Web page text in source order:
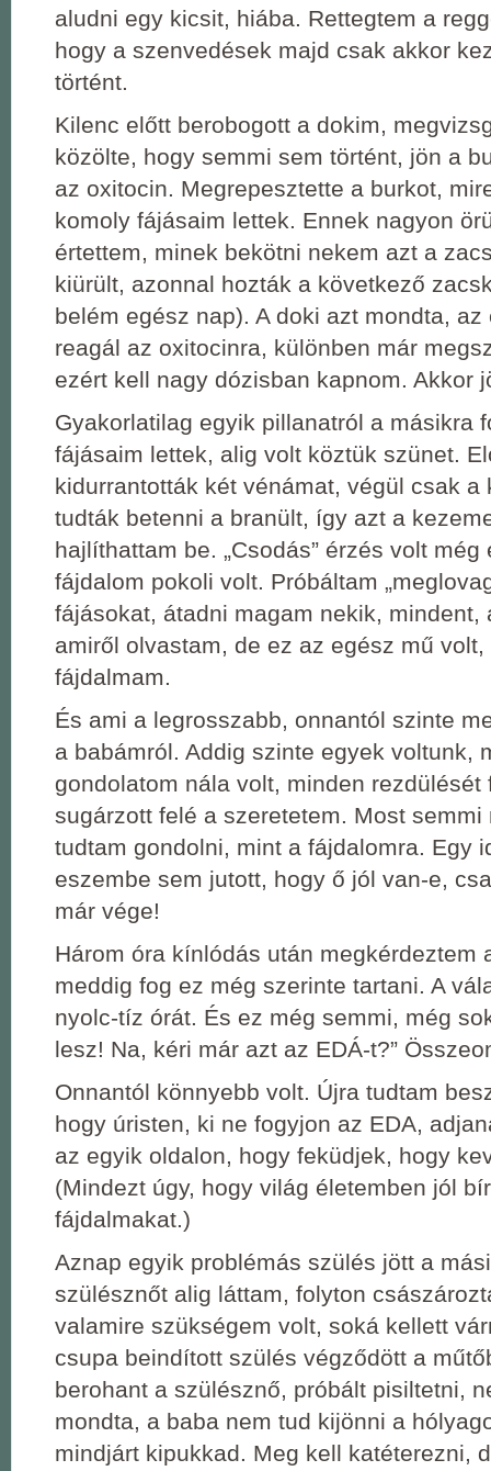
aludni egy kicsit, hiába. Rettegtem a
hogy a szenvedések majd csak akkor
történt.
Kilenc előtt berobogott a dokim,
közölte, hogy semmi sem történt, jön a
az oxitocin. Megrepesztette a burkot,
komoly fájásaim lettek. Ennek nagyon
értettem, minek bekötni nekem azt a
kiürült, azonnal hozták a következő
belém egész nap). A doki azt mondta,
reagál az oxitocinra, különben már
ezért kell nagy dózisban kapnom. Akkor
Gyakorlatilag egyik pillanatról a másikra
fájásaim lettek, alig volt köztük szünet.
kidurrantották két vénámat, végül csak a
tudták betenni a branült, így azt a
hajlíthattam be. „Csodás” érzés volt még
fájdalom pokoli volt. Próbáltam
fájásokat, átadni magam nekik, mindent,
amiről olvastam, de ez az egész mű
fájdalmam.
És ami a legrosszabb, onnantól szinte
a babámról. Addig szinte egyek voltunk,
gondolatom nála volt, minden rezdülését
sugárzott felé a szeretetem. Most semmi
tudtam gondolni, mint a fájdalomra. Egy
eszembe sem jutott, hogy ő jól van-e,
már vége!
Három óra kínlódás után megkérdeztem
meddig fog ez még szerinte tartani. A
nyolc-tíz órát. És ez még semmi, még
lesz! Na, kéri már azt az EDÁ-t?”
Onnantól könnyebb volt. Újra tudtam
hogy úristen, ki ne fogyjon az EDA,
az egyik oldalon, hogy feküdjek, hogy
(Mindezt úgy, hogy világ életemben jól
fájdalmakat.)
Aznap egyik problémás szülés jött a
szülésznőt alig láttam, folyton
valamire szükségem volt, soká kellett
csupa beindított szülés végződött a
berohant a szülésznő, próbált pisiltetni,
mondta, a baba nem tud kijönni a
mindjárt kipukkad. Meg kell katéterezni,